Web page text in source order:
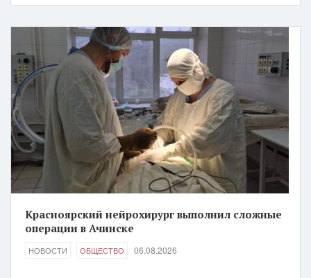
Красноярский нейрохирург выполнил сложные
операции в Ачинске
НОВОСТИ ОБЩЕСТВО 06.08.2026